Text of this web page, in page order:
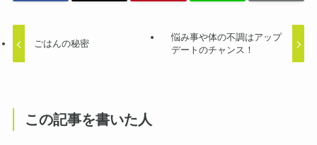
ごはんの秘密
悩み事や体の不調はアップ
デートのチャンス！
この記事を書いた人